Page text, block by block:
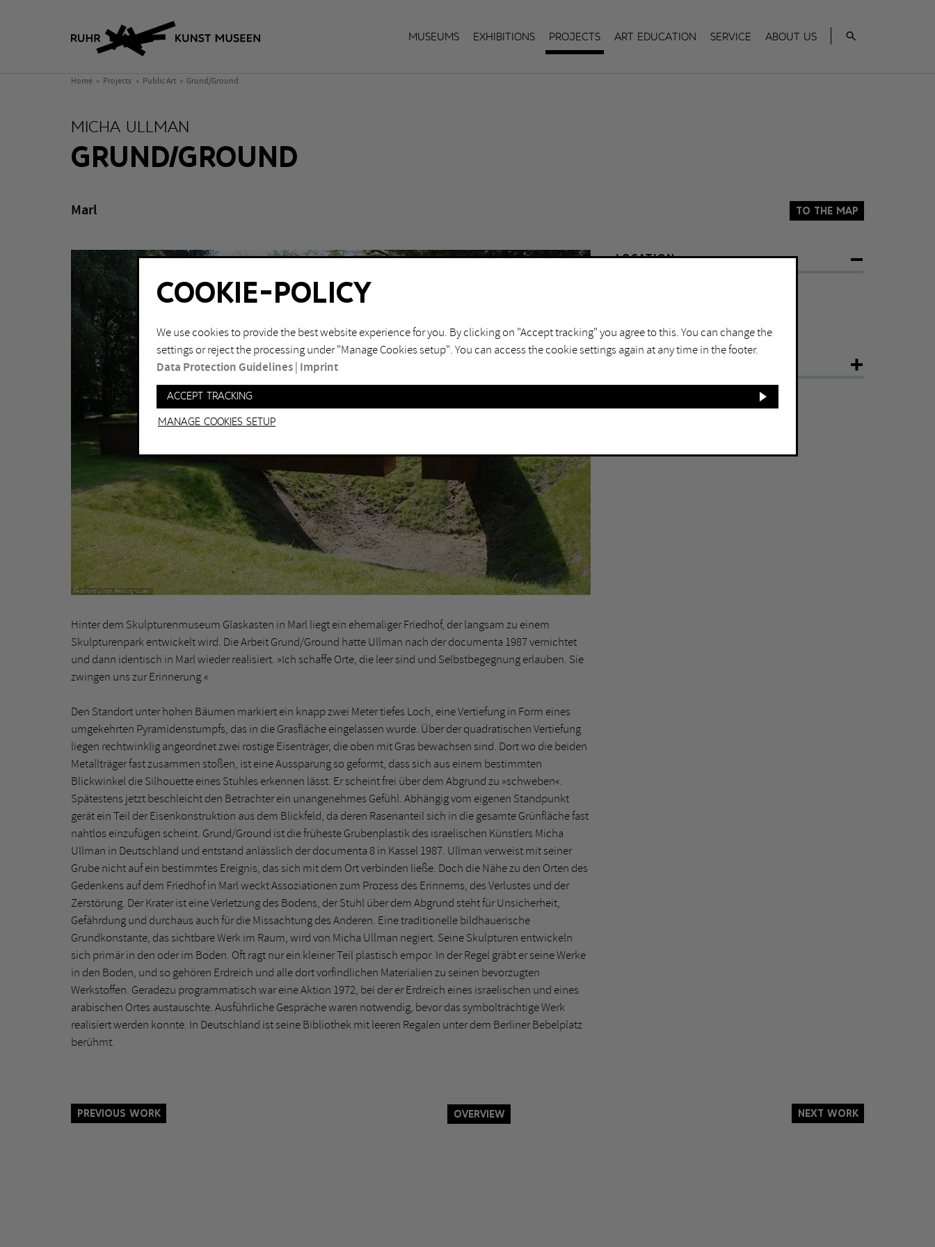
Museums Exhibitions Projects Art Education Service About us
Home Projects Public Art Grund/Ground
MICHA ULLMAN
GRUND/GROUND
Marl To the map
Ferdinand Ullrich, Recklinghausen
Hinter dem Skulpturenmuseum Glaskasten in Marl liegt ein ehemaliger Friedhof, der langsam zu einem
Skulpturenpark entwickelt wird. Die Arbeit Grund/Ground hatte Ullman nach der documenta 1987 vernichtet
und dann identisch in Marl wieder realisiert. »Ich schaffe Orte, die leer sind und Selbstbegegnung erlauben. Sie
zwingen uns zur Erinnerung.«
Den Standort unter hohen Bäumen markiert ein knapp zwei Meter tiefes Loch, eine Vertiefung in Form eines
umgekehrten Pyramidenstumpfs, das in die Grasfläche eingelassen wurde. Über der quadratischen Vertiefung
liegen rechtwinklig angeordnet zwei rostige Eisenträger, die oben mit Gras bewachsen sind. Dort wo die beiden
Metallträger fast zusammen stoßen, ist eine Aussparung so geformt, dass sich aus einem bestimmten
Blickwinkel die Silhouette eines Stuhles erkennen lässt. Er scheint frei über dem Abgrund zu »schweben«.
Spätestens jetzt beschleicht den Betrachter ein unangenehmes Gefühl. Abhängig vom eigenen Standpunkt
gerät ein Teil der Eisenkonstruktion aus dem Blickfeld, da deren Rasenanteil sich in die gesamte Grünfläche fast
nahtlos einzufügen scheint. Grund/Ground ist die früheste Grubenplastik des israelischen Künstlers Micha
Ullman in Deutschland und entstand anlässlich der documenta 8 in Kassel 1987. Ullman verweist mit seiner
Grube nicht auf ein bestimmtes Ereignis, das sich mit dem Ort verbinden ließe. Doch die Nähe zu den Orten des
Gedenkens auf dem Friedhof in Marl weckt Assoziationen zum Prozess des Erinnerns, des Verlustes und der
Zerstörung. Der Krater ist eine Verletzung des Bodens, der Stuhl über dem Abgrund steht für Unsicherheit,
Gefährdung und durchaus auch für die Missachtung des Anderen. Eine traditionelle bildhauerische
Grundkonstante, das sichtbare Werk im Raum, wird von Micha Ullman negiert. Seine Skulpturen entwickeln
sich primär in den oder im Boden. Oft ragt nur ein kleiner Teil plastisch empor. In der Regel gräbt er seine Werke
in den Boden, und so gehören Erdreich und alle dort vorfindlichen Materialien zu seinen bevorzugten
Werkstoffen. Geradezu programmatisch war eine Aktion 1972, bei der er Erdreich eines israelischen und eines
arabischen Ortes austauschte. Ausführliche Gespräche waren notwendig, bevor das symbolträchtige Werk
realisiert werden konnte. In Deutschland ist seine Bibliothek mit leeren Regalen unter dem Berliner Bebelplatz
berühmt.
LOCATION
Previous Work Overview Next Work
COOKIE-POLICY
We use cookies to provide the best website experience for you. By clicking on "Accept tracking" you agree to this. You can change the
settings or reject the processing under "Manage Cookies setup". You can access the cookie settings again at any time in the footer.
Data Protection Guidelines| Imprint
Accept tracking
Manage Cookies setup